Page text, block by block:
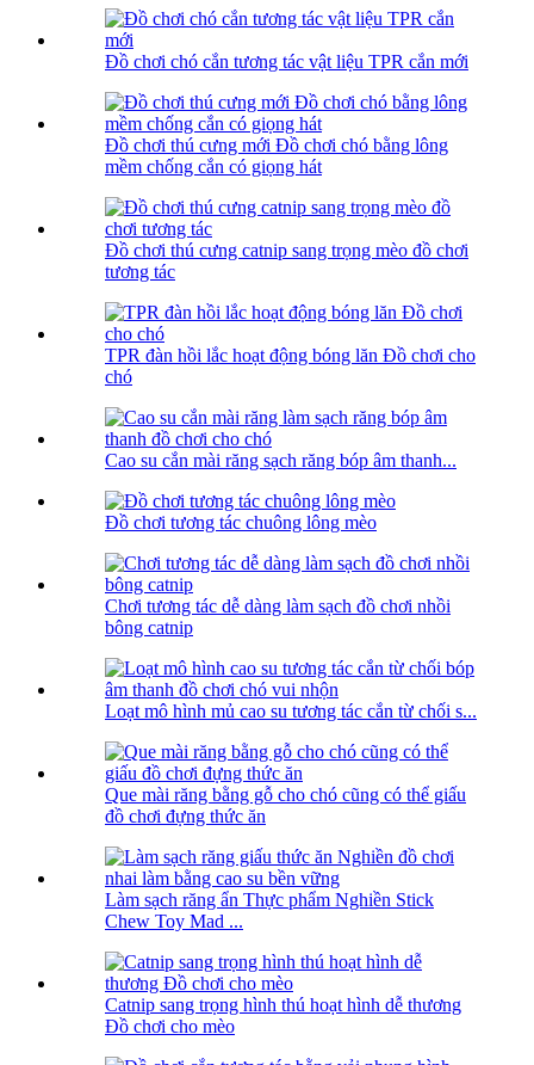
Đồ chơi chó cắn tương tác vật liệu TPR cắn mới
Đồ chơi thú cưng mới Đồ chơi chó bằng lông
mềm chống cắn có giọng hát
Đồ chơi thú cưng catnip sang trọng mèo đồ chơi
tương tác
TPR đàn hồi lắc hoạt động bóng lăn Đồ chơi cho
chó
Cao su cắn mài răng sạch răng bóp âm thanh...
Đồ chơi tương tác chuông lông mèo
Chơi tương tác dễ dàng làm sạch đồ chơi nhồi
bông catnip
Loạt mô hình mủ cao su tương tác cắn từ chối s...
Que mài răng bằng gỗ cho chó cũng có thể giấu
đồ chơi đựng thức ăn
Làm sạch răng ẩn Thực phẩm Nghiền Stick
Chew Toy Mad ...
Catnip sang trọng hình thú hoạt hình dễ thương
Đồ chơi cho mèo